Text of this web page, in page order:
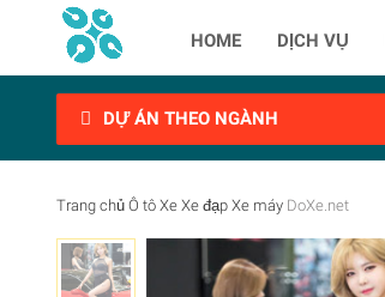
HOME DỊCH VỤ
DỰ ÁN THEO NGÀNH
Trang chủ Ô tô Xe Xe đạp Xe máy DoXe.net